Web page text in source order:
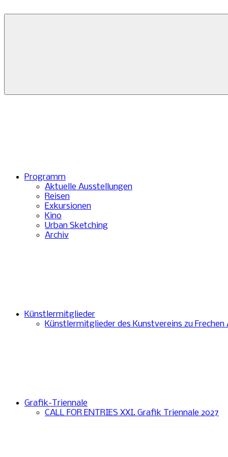
Inhalt
Programm
Aktuelle Ausstellungen
Reisen
Exkursionen
Kino
Urban Sketching
Archiv
Künstlermitglieder
Künstlermitglieder des Kunstvereins zu Frechen
Grafik-Triennale
CALL FOR ENTRIES XXI. Grafik Triennale 2027